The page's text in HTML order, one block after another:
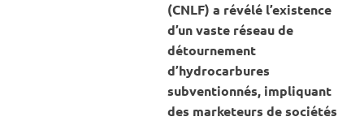
(CNLF) a révélé l’existence
d’un vaste réseau de
détournement
d’hydrocarbures
subventionnés, impliquant
des marketeurs de sociétés